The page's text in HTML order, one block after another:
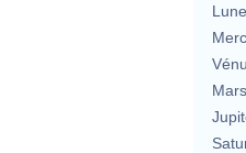
Lune
Mars